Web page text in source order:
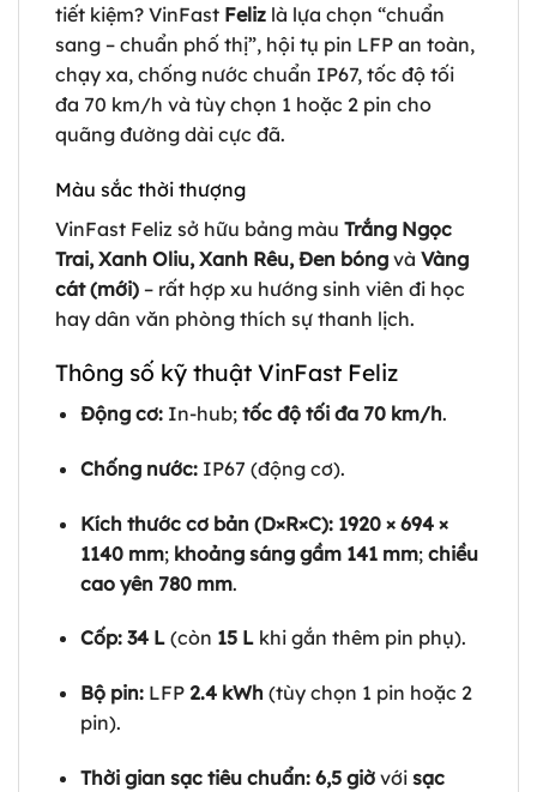
tiết kiệm? VinFast Feliz là lựa chọn “chuẩn
sang – chuẩn phố thị”, hội tụ pin LFP an toàn,
chạy xa, chống nước chuẩn IP67, tốc độ tối
đa 70 km/h và tùy chọn 1 hoặc 2 pin cho
quãng đường dài cực đã.
Màu sắc thời thượng
VinFast Feliz sở hữu bảng màu Trắng Ngọc
Trai, Xanh Oliu, Xanh Rêu, Đen bóng và Vàng
cát (mới) – rất hợp xu hướng sinh viên đi học
hay dân văn phòng thích sự thanh lịch.
Thông số kỹ thuật VinFast Feliz
Động cơ:In-hub; tốc độ tối đa 70 km/h.
Chống nước:IP67 (động cơ).
Kích thước cơ bản (D×R×C): 1920 × 694 ×
1140 mm; khoảng sáng gầm 141 mm; chiều
cao yên 780 mm.
Cốp: 34 L(còn 15 Lkhi gắn thêm pin phụ).
Bộ pin:LFP 2.4 kWh (tùy chọn 1 pin hoặc 2
pin).
Thời gian sạc tiêu chuẩn: 6,5 giờvới sạc